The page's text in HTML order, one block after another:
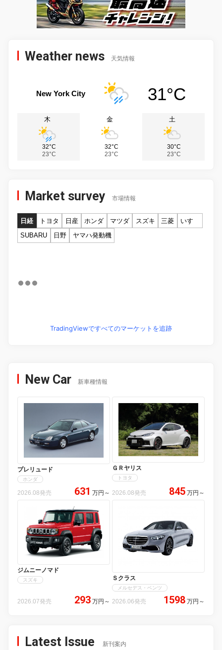
Weather news 天気情報
New York City 31°C
木
32°C
23°C
金
32°C
23°C
土
30°C
23°C
Market survey 市場情報
日経 トヨタ 日産 ホンダ マツダ スズキ 三菱
いすゞ
SUBARU
日野 ヤマハ発動機
TradingViewですべてのマーケットを追跡
New Car 新車種情報
プレリュード
ホンダ
2026.08発売 631 万円 ～
ＧＲヤリス
トヨタ
2026.08発売 845 万円 ～
ジムニーノマド
スズキ
2026.07発売 293 万円 ～
Ｓクラス
メルセデス・ベンツ
2026.06発売 1598 万円 ～
Latest Issue 新刊案内